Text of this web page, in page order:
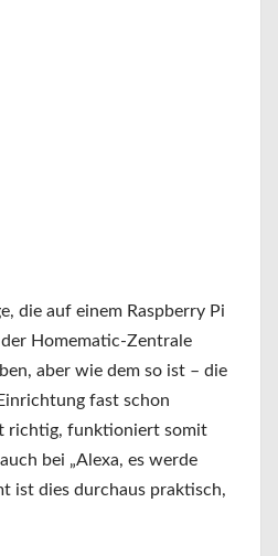
die auf einem Raspberry Pi
Homematic-Zentrale
aber wie dem so ist – die
fast schon
richtig, funktioniert somit
bei „Alexa, es werde
ist dies durchaus praktisch,